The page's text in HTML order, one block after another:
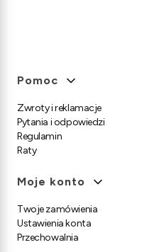
Linki w stopce
Pomoc
Zwroty i reklamacje
Pytania i odpowiedzi
Regulamin
Raty
Moje konto
Twoje zamówienia
Ustawienia konta
Przechowalnia